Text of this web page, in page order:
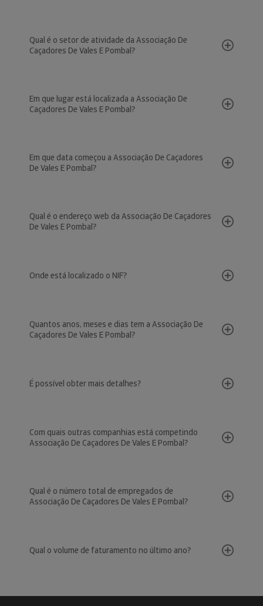
Qual é o setor de atividade da Associação De
Caçadores De Vales E Pombal?
Em que lugar está localizada a Associação De
Caçadores De Vales E Pombal?
Em que data começou a Associação De Caçadores
De Vales E Pombal?
Qual é o endereço web da Associação De Caçadores
De Vales E Pombal?
Onde está localizado o NIF?
Quantos anos, meses e dias tem a Associação De
Caçadores De Vales E Pombal?
É possível obter mais detalhes?
Com quais outras companhias está competindo
Associação De Caçadores De Vales E Pombal?
Qual é o número total de empregados de
Associação De Caçadores De Vales E Pombal?
Qual o volume de faturamento no último ano?